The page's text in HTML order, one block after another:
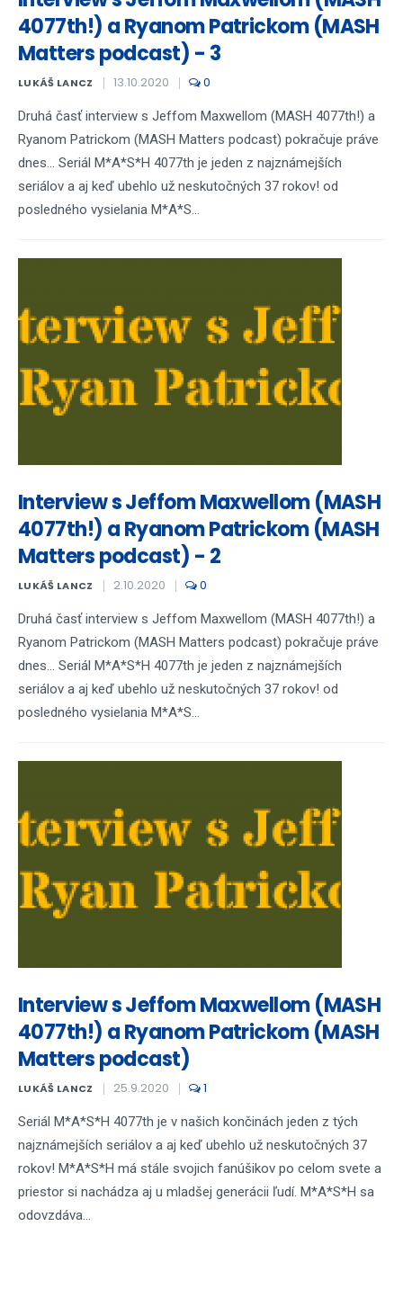
4077th!) a Ryanom Patrickom (MASH
Matters podcast) - 3
LUKÁŠ LANCZ 13.10.2020 0
Druhá časť interview s Jeffom Maxwellom (MASH 4077th!) a
Ryanom Patrickom (MASH Matters podcast) pokračuje práve
dnes... Seriál M*A*S*H 4077th je jeden z najznámejších
seriálov a aj keď ubehlo už neskutočných 37 rokov! od
posledného vysielania M*A*S...
Interview s Jeffom Maxwellom (MASH
4077th!) a Ryanom Patrickom (MASH
Matters podcast) - 2
LUKÁŠ LANCZ 2.10.2020 0
Druhá časť interview s Jeffom Maxwellom (MASH 4077th!) a
Ryanom Patrickom (MASH Matters podcast) pokračuje práve
dnes... Seriál M*A*S*H 4077th je jeden z najznámejších
seriálov a aj keď ubehlo už neskutočných 37 rokov! od
posledného vysielania M*A*S...
Interview s Jeffom Maxwellom (MASH
4077th!) a Ryanom Patrickom (MASH
Matters podcast)
LUKÁŠ LANCZ 25.9.2020 1
Seriál M*A*S*H 4077th je v našich končinách jeden z tých
najznámejších seriálov a aj keď ubehlo už neskutočných 37
rokov! M*A*S*H má stále svojich fanúšikov po celom svete a
priestor si nachádza aj u mladšej generácii ľudí. M*A*S*H sa
odovzdáva...